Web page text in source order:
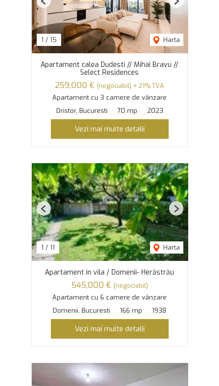
1 / 15 Harta
Previous Next
Apartament calea Dudesti // Mihai Bravu //
Select Residences
259,000 € (negociabil) + 21% TVA
Apartament cu 3 camere de vânzare
Dristor, Bucuresti
70 mp 2023
Vezi mai multe detalii
1 / 11 Harta
Previous Next
Apartament in vila / Domenii- Herăstrău
545,000 € (negociabil)
Apartament cu 6 camere de vânzare
Domenii, Bucuresti
166 mp 1938
Vezi mai multe detalii